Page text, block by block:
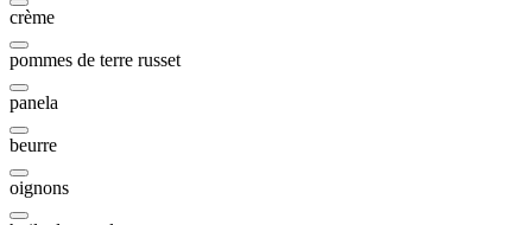
crème
pommes de terre russet
panela
beurre
oignons